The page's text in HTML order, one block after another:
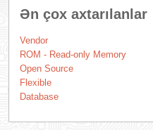
Ən çox axtarılanlar
Vendor
ROM - Read-only Memory
Open Source
Flexible
Database